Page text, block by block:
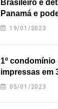
Brasileiro é
Panamá e
nos EUA
19/01/2023
1º
impressas em
Texas
05/01/2023